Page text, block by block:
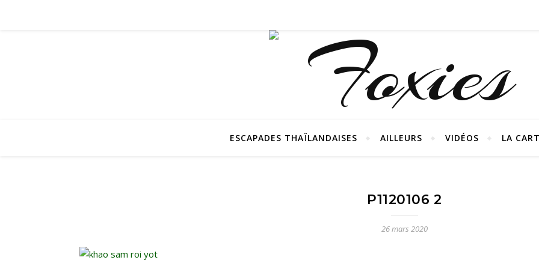
ESCAPADES THAÏLANDAISES AILLEURS VIDÉOS LA
P1120106 2
26 mars 2020